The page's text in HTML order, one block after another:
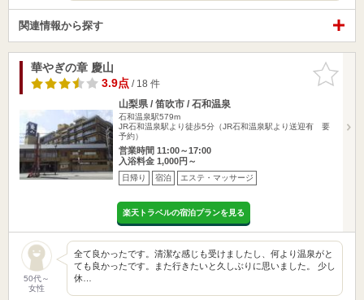
関連情報から探す
お気に入
りに追加
華やぎの章 慶山
3.9点/ 18 件
山梨県 / 笛吹市 / 石和温泉
石和温泉駅579m
JR石和温泉駅より徒歩5分（JR石和温泉駅より送迎有 要
予約）
営業時間 11:00～17:00
入浴料金 1,000円～
日帰り 宿泊 エステ・マッサージ
楽天トラベルの宿泊プランを見る
50代～
女性
全て良かったです。清潔な感じも受けましたし、何より温泉がと
ても良かったです。また行きたいと久しぶりに思いました。 少し
休…